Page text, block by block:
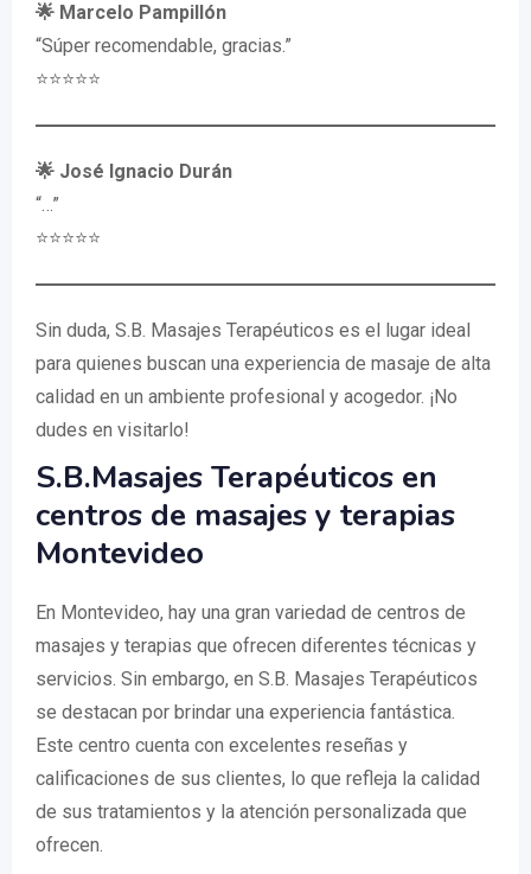
🌟 Marcelo Pampillón
“Súper recomendable, gracias.”
⭐️⭐️⭐️⭐️⭐️
🌟 José Ignacio Durán
“…”
⭐️⭐️⭐️⭐️⭐️
Sin duda, S.B. Masajes Terapéuticos es el lugar ideal
para quienes buscan una experiencia de masaje de alta
calidad en un ambiente profesional y acogedor. ¡No
dudes en visitarlo!
S.B.Masajes Terapéuticos en
centros de masajes y terapias
Montevideo
En Montevideo, hay una gran variedad de centros de
masajes y terapias que ofrecen diferentes técnicas y
servicios. Sin embargo, en S.B. Masajes Terapéuticos
se destacan por brindar una experiencia fantástica.
Este centro cuenta con excelentes reseñas y
calificaciones de sus clientes, lo que refleja la calidad
de sus tratamientos y la atención personalizada que
ofrecen.